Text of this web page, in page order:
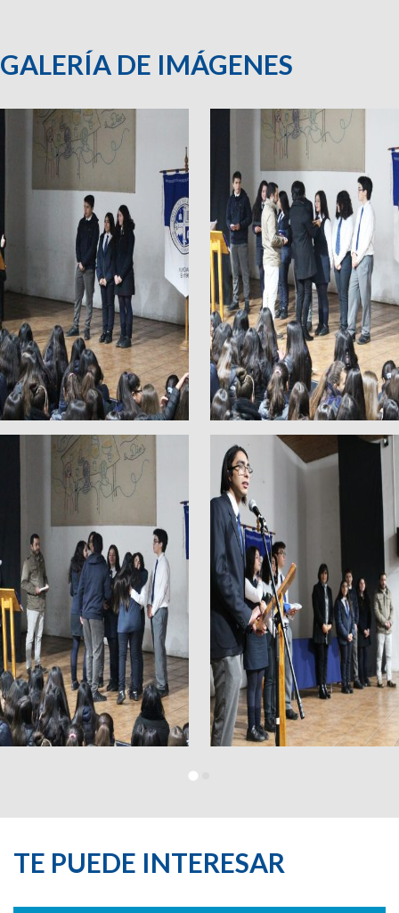
GALERÍA DE IMÁGENES
TE PUEDE INTERESAR